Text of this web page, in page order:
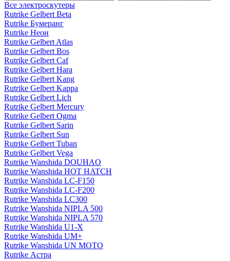
Все электро­скутеры
Rutrike Gelbert Beta
Rutrike Бумеранг
Rutrike Неон
Rutrike Gelbert Atlas
Rutrike Gelbert Bos
Rutrike Gelbert Caf
Rutrike Gelbert Hara
Rutrike Gelbert Kang
Rutrike Gelbert Kappa
Rutrike Gelbert Lich
Rutrike Gelbert Mercury
Rutrike Gelbert Ogma
Rutrike Gelbert Sarin
Rutrike Gelbert Sun
Rutrike Gelbert Tuban
Rutrike Gelbert Vega
Rutrike Wanshida DOUHAO
Rutrike Wanshida HOT HATCH
Rutrike Wanshida LC-F150
Rutrike Wanshida LC-F200
Rutrike Wanshida LC300
Rutrike Wanshida NIPLA 500
Rutrike Wanshida NIPLA 570
Rutrike Wanshida U1-X
Rutrike Wanshida UM+
Rutrike Wanshida UN MOTO
Rutrike Астра